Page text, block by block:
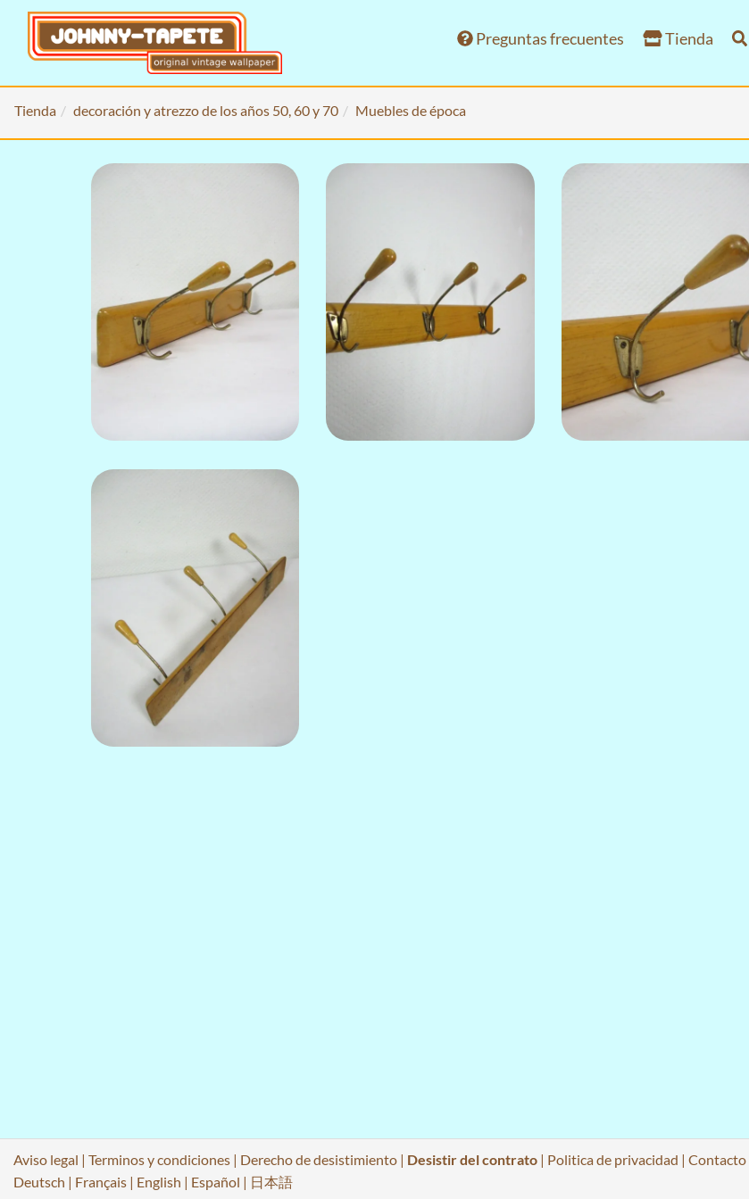
Preguntas frecuentes Tienda
Tienda decoración y atrezzo de los años 50, 60 y 70 Muebles de época
Aviso legal | Terminos y condiciones | Derecho de desistimiento | Desistir del contrato | Politica de privacidad | Contacto
Deutsch | Français | English | Español | 日本語